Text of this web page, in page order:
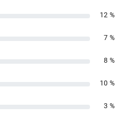
12 %
7 %
8 %
10 %
3 %